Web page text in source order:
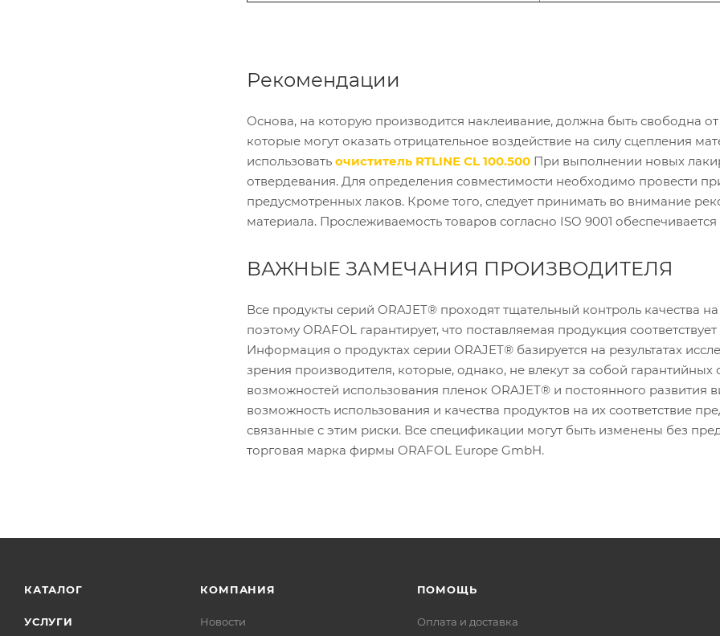
Рекомендации
Основа, на которую производится наклеивание, должна быть свободна
которые могут оказать отрицательное воздействие на силу сцепления
использовать очиститель RTLINE CL 100.500 При выполнении новых
отвердевания. Для определения совместимости необходимо провести
предусмотренных лаков. Кроме того, следует принимать во внимание
материала. Прослеживаемость товаров согласно ISO 9001
ВАЖНЫЕ ЗАМЕЧАНИЯ ПРОИЗВОДИТЕЛЯ
Все продукты серий ORAJET® проходят тщательный контроль качества
поэтому ORAFOL гарантирует, что поставляемая продукция
Информация о продуктах серии ORAJET® базируется на результатах
зрения производителя, которые, однако, не влекут за собой гарантийных
возможностей использования пленок ORAJET® и постоянного развития
возможность использования и качества продуктов на их соответствие
связанные с этим риски. Все спецификации могут быть изменены без
торговая марка фирмы ORAFOL Europe GmbH.
КАТАЛОГ
УСЛУГИ
КОМПАНИЯ
Новости
ПОМОЩЬ
Оплата и доставка